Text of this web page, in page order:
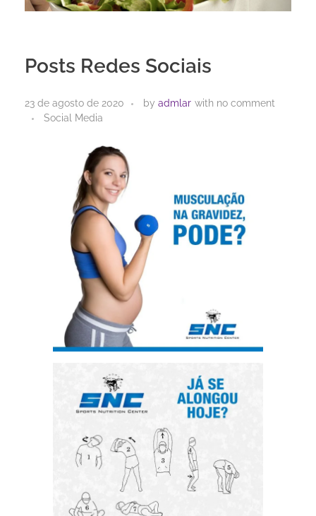
Posts Redes Sociais
23 de agosto de 2020 by admlar with no comment
Social Media